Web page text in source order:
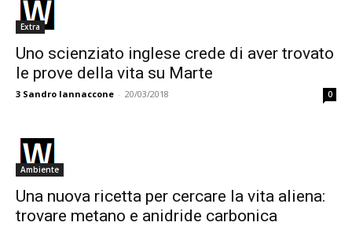
Extra
Uno scienziato inglese crede di aver trovato
le prove della vita su Marte
3 Sandro Iannaccone - 20/03/2018 0
Ambiente
Una nuova ricetta per cercare la vita aliena:
trovare metano e anidride carbonica